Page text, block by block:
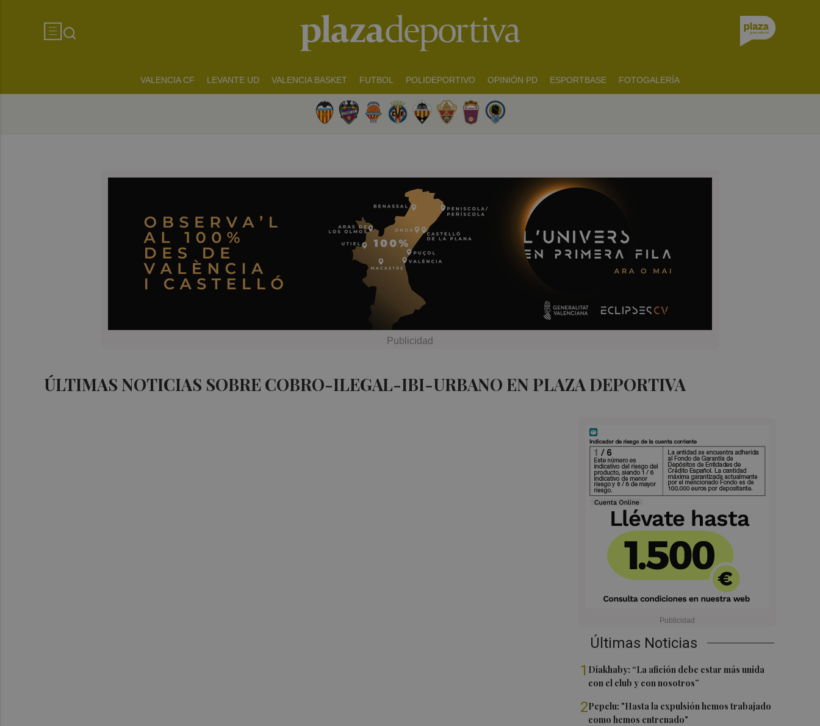
VALENCIA CF LEVANTE UD VALENCIA BASKET FUTBOL POLIDEPORTIVO OPINIÓN PD ESPORTBASE FOTOGALERÍA
ÚLTIMAS NOTICIAS SOBRE COBRO-ILEGAL-IBI-URBANO EN PLAZA DEPORTIVA
Últimas Noticias
1 Diakhaby: “La afición debe estar más unida
con el club y con nosotros”
2Pepelu: "Hasta la expulsión hemos trabajado
como hemos entrenado"